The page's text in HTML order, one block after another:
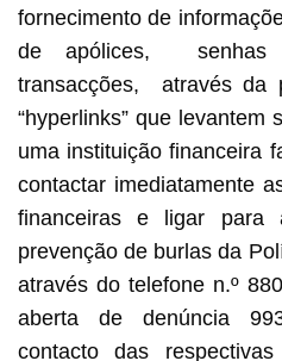
fornecimento de
de apólices, senhas
transacções, através da
“hyperlinks” que levantem
uma instituição financeira
contactar imediatamente
financeiras e ligar
prevenção de burlas da
através do telefone n.º
aberta de denúncia
contacto das